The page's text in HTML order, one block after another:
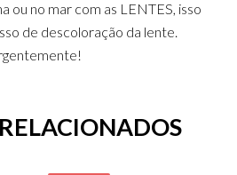
ou no mar com as LENTES, isso
de descoloração da lente.